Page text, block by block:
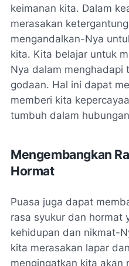
keimanan kita. Dalam
merasakan
mengandalkan-Nya
kita. Kita belajar untuk
Nya dalam menghadapi
godaan. Hal ini dapat
memberi kita
tumbuh dalam
Mengembangkan
Hormat
Puasa juga dapat
rasa syukur dan hormat
kehidupan dan nikmat-
kita merasakan lapar
mengingatkan kita akan